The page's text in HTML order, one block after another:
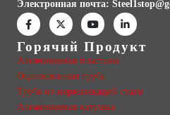
Электронная почта:
Горячий Продукт
Алюминиевая пластина
Оцинкованная труба
Труба из нержавеющей стали
Алюминиевая катушка